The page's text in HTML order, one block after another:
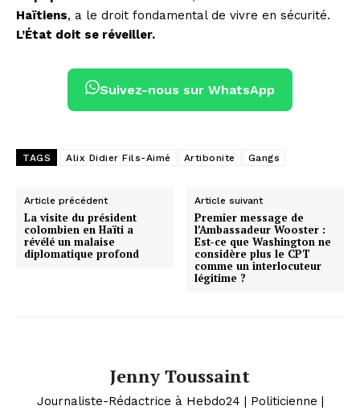
Haïtiens, a le droit fondamental de vivre en sécurité.
L’État doit se réveiller.
Suivez-nous sur WhatsApp
TAGS Alix Didier Fils-Aimé Artibonite Gangs
Article précédent
La visite du président
colombien en Haïti a
révélé un malaise
diplomatique profond
Article suivant
Premier message de
l’Ambassadeur Wooster :
Est-ce que Washington ne
considère plus le CPT
comme un interlocuteur
légitime ?
Jenny Toussaint
Journaliste-Rédactrice à Hebdo24 | Politicienne |